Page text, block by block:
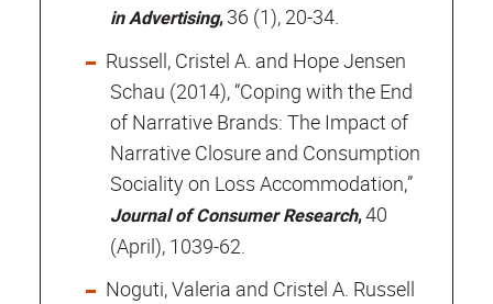
in Advertising,36 (1), 20-34.
Russell, Cristel A. and Hope Jensen
Schau (2014), “Coping with the End
of Narrative Brands: The Impact of
Narrative Closure and Consumption
Sociality on Loss Accommodation,”
Journal of Consumer Research,40
(April), 1039-62.
Noguti, Valeria and Cristel A. Russell